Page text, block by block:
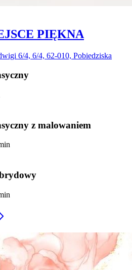
PIĘKNA
6/4, 6/4, 62-010, Pobiedziska
z malowaniem